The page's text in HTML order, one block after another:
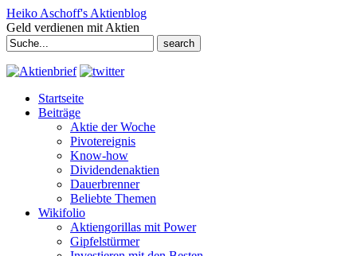
Heiko Aschoff's Aktienblog
Geld verdienen mit Aktien
Search
for:
Startseite
Beiträge
Aktie der Woche
Pivotereignis
Know-how
Dividendenaktien
Dauerbrenner
Beliebte Themen
Wikifolio
Aktiengorillas mit Power
Gipfelstürmer